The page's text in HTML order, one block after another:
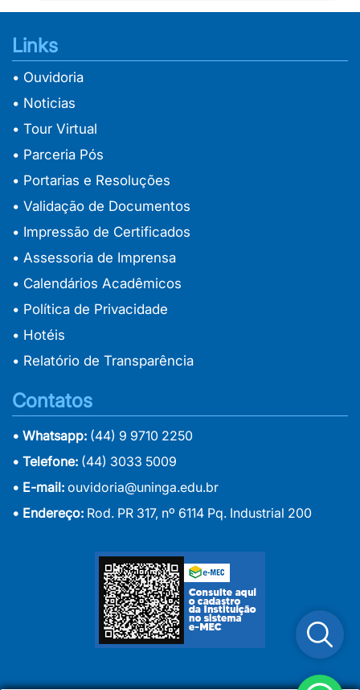
Links
• Ouvidoria
• Noticias
• Tour Virtual
• Parceria Pós
• Portarias e Resoluções
• Validação de Documentos
• Impressão de Certificados
• Assessoria de Imprensa
• Calendários Acadêmicos
• Política de Privacidade
• Hotéis
• Relatório de Transparência
Contatos
• Whatsapp: (44) 9 9710 2250
• Telefone: (44) 3033 5009
• E-mail: ouvidoria@uninga.edu.br
• Endereço: Rod. PR 317, nº 6114 Pq. Industrial 200